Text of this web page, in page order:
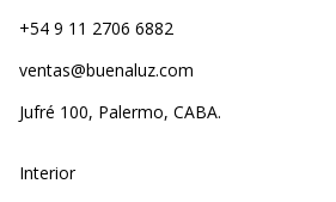
+54 9 11 2706 6882
ventas@buenaluz.com
Jufré 100, Palermo, CABA.
Interior